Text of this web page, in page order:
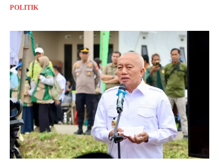
POLITIK